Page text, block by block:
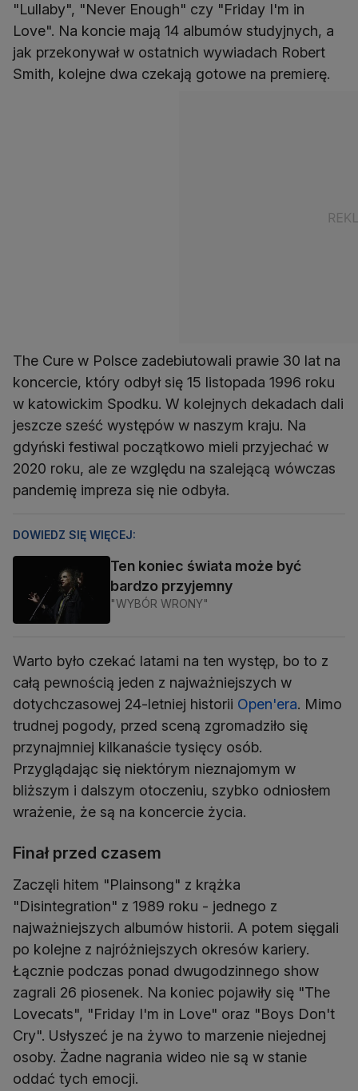
"Lullaby", "Never Enough" czy "Friday I'm in
Love". Na koncie mają 14 albumów studyjnych, a
jak przekonywał w ostatnich wywiadach Robert
Smith, kolejne dwa czekają gotowe na premierę.
The Cure w Polsce zadebiutowali prawie 30 lat na
koncercie, który odbył się 15 listopada 1996 roku
w katowickim Spodku. W kolejnych dekadach dali
jeszcze sześć występów w naszym kraju. Na
gdyński festiwal początkowo mieli przyjechać w
2020 roku, ale ze względu na szalejącą wówczas
pandemię impreza się nie odbyła.
DOWIEDZ SIĘ WIĘCEJ:
Ten koniec świata może być
bardzo przyjemny
"WYBÓR WRONY"
Warto było czekać latami na ten występ, bo to z
całą pewnością jeden z najważniejszych w
dotychczasowej 24-letniej historii Open'era. Mimo
trudnej pogody, przed sceną zgromadziło się
przynajmniej kilkanaście tysięcy osób.
Przyglądając się niektórym nieznajomym w
bliższym i dalszym otoczeniu, szybko odniosłem
wrażenie, że są na koncercie życia.
Finał przed czasem
Zaczęli hitem "Plainsong" z krążka
"Disintegration" z 1989 roku - jednego z
najważniejszych albumów historii. A potem sięgali
po kolejne z najróżniejszych okresów kariery.
Łącznie podczas ponad dwugodzinnego show
zagrali 26 piosenek. Na koniec pojawiły się "The
Lovecats", "Friday I'm in Love" oraz "Boys Don't
Cry". Usłyszeć je na żywo to marzenie niejednej
osoby. Żadne nagrania wideo nie są w stanie
oddać tych emocji.